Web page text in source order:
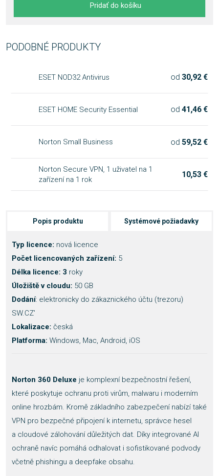
Pridať do košíku
PODOBNÉ PRODUKTY
ESET NOD32 Antivirus od 30,92 €
ESET HOME Security Essential od 41,46 €
Norton Small Business od 59,52 €
Norton Secure VPN, 1 uživatel na 1
zařízení na 1 rok
10,53 €
Popis produktu Systémové požiadavky
Typ licence: nová licence
Počet licencovaných zařízení: 5
Délka licence: 3 roky
Úložiště v cloudu: 50 GB
Dodání: elektronicky do zákaznického účtu (trezoru)
SW.CZ'
Lokalizace: česká
Platforma: Windows, Mac, Android, iOS
Norton 360 Deluxe je komplexní bezpečnostní řešení,
které poskytuje ochranu proti virům, malwaru i moderním
online hrozbám. Kromě základního zabezpečení nabízí také
VPN pro bezpečné připojení k internetu, správce hesel
a cloudové zálohování důležitých dat. Díky integrované AI
ochraně navíc pomáhá odhalovat i sofistikované podvody
včetně phishingu a deepfake obsahu.